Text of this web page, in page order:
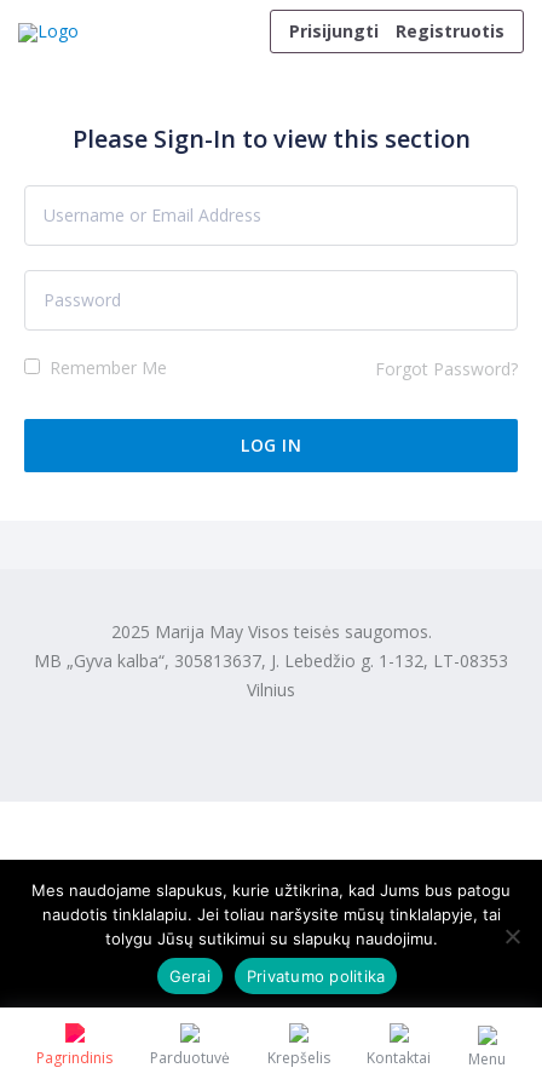
Prisijungti
Registruotis
Pagrindinis Parduotuvė Krepšelis Kontaktai Menu
Please Sign-In to view this section
Remember Me Forgot Password?
2025 Marija May Visos teisės saugomos.
MB „Gyva kalba“, 305813637, J. Lebedžio g. 1-132, LT-08353
Vilnius
Mes naudojame slapukus, kurie užtikrina, kad Jums bus patogu
naudotis tinklalapiu. Jei toliau naršysite mūsų tinklalapyje, tai
tolygu Jūsų sutikimui su slapukų naudojimu.
Gerai
Privatumo politika